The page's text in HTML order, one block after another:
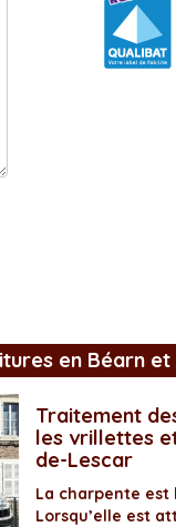
en Béarn
Traitement
les vrillettes
de-Lescar
La charpente est
Lorsqu’elle est